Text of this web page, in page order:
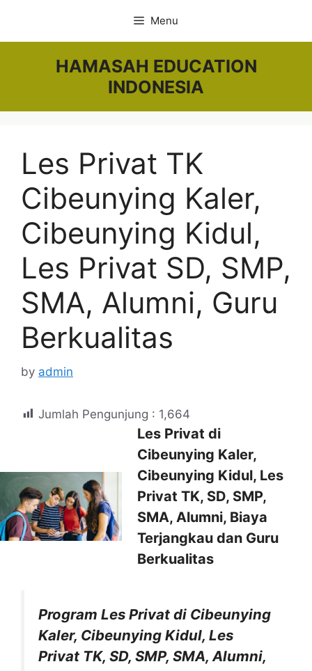
content
Menu
HAMASAH EDUCATION
INDONESIA
Les Privat TK
Cibeunying Kaler,
Cibeunying Kidul,
Les Privat SD, SMP,
SMA, Alumni, Guru
Berkualitas
by admin
Jumlah Pengunjung : 1,664
Les Privat di
Cibeunying Kaler,
Cibeunying Kidul, Les
Privat TK, SD, SMP,
SMA, Alumni, Biaya
Terjangkau dan Guru
Berkualitas
Program Les Privat di Cibeunying
Kaler, Cibeunying Kidul, Les
Privat TK, SD, SMP, SMA, Alumni,